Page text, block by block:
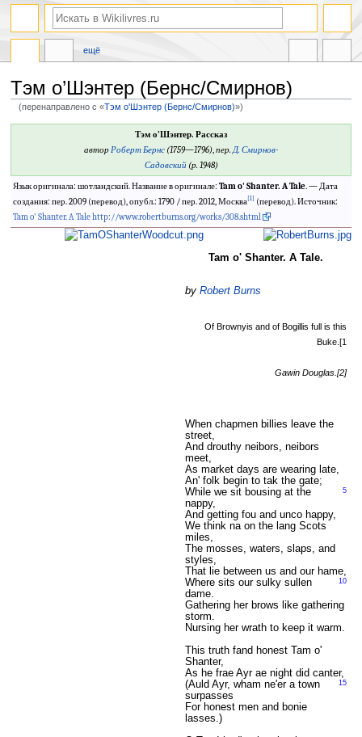
Тэм о’Шэнтер (Бернс/Смирнов)
(перенаправлено с «Тэм о'Шэнтер (Бернс/Смирнов)»)
Тэм о’Шэнтер. Рассказ
авторРоберт Бернс (1759—1796),пер.Д. Смирнов-
Садовский(р. 1948)
Язык оригинала: шотландский. Название в оригинале: Tam o' Shanter. A Tale. — Дата
создания: пер. 2009 (перевод), опубл.: 1790 / пер. 2012, Москва[1] (перевод). Источник:
Tam o' Shanter. A Talehttp://www.robertburns.org/works/308.shtml
Tam o' Shanter. A Tale.
by Robert Burns
Of Brownyis and of Bogillis full is this
Buke.[1
Gawin Douglas.[2]
When chapmen billies leave the
street,
And drouthy neibors, neibors
meet,
As market days are wearing late,
An' folk begin to tak the gate;
5
While we sit bousing at the
nappy,
And getting fou and unco happy,
We think na on the lang Scots
miles,
The mosses, waters, slaps, and
styles,
That lie between us and our hame,
10
Where sits our sulky sullen
dame.
Gathering her brows like gathering
storm.
Nursing her wrath to keep it warm.
This truth fand honest Tam o'
Shanter,
As he frae Ayr ae night did canter,
15
(Auld Ayr, wham ne'er a town
surpasses
For honest men and bonie
lasses.)
ещё